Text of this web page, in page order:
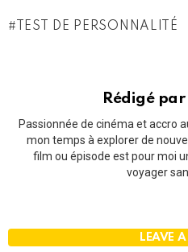
TEST DE PERSONNALITÉ
Rédigé par
Passionnée de cinéma et accro
mon temps à explorer de
film ou épisode est pour moi
voyager
LEAVE A